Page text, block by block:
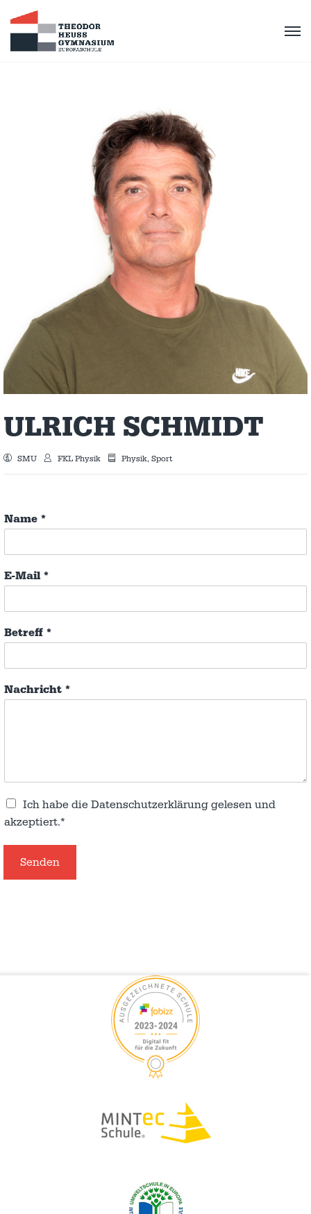
ULRICH SCHMIDT
SMU FKL Physik Physik, Sport
Name *
E-Mail *
Betreff *
Nachricht *
Ich habe die Datenschutzerklärung gelesen und
akzeptiert.*
Senden